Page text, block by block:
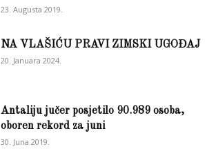
23. Augusta 2019.
NA VLAŠIĆU PRAVI ZIMSKI UGOĐAJ
20. Januara 2024.
Antaliju jučer posjetilo 90.989 osoba,
oboren rekord za juni
30. Juna 2019.